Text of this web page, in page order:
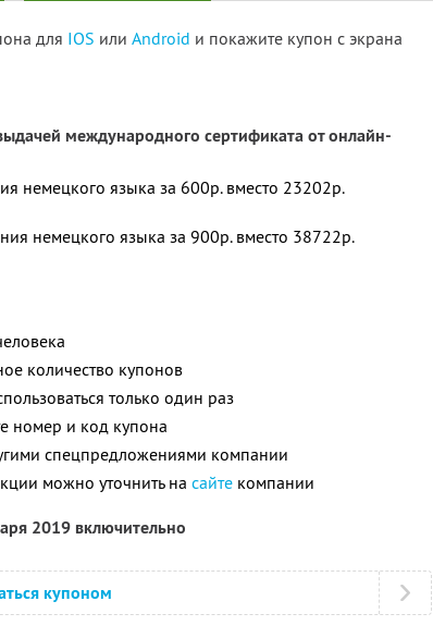
для IOS или Android и покажите купон с экрана
международного сертификата от онлайн-
немецкого языка за 600р. вместо 23202р.
немецкого языка за 900р. вместо 38722р.
количество купонов
только один раз
номер и код купона
спецпредложениями компании
можно уточнить на сайте компании
2019 включительно
купоном